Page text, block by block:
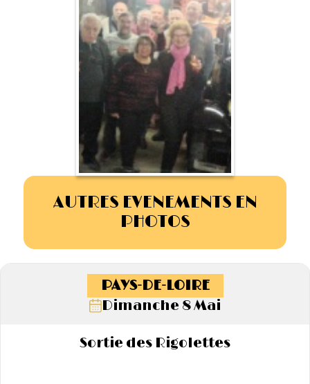
La 15/6 D –
1947/1955
La 15/6 H –
1954/1956
AUTRES EVENEMENTS EN
PHOTOS
PAYS-DE-LOIRE
Dimanche 8 Mai
Sortie des Rigolettes